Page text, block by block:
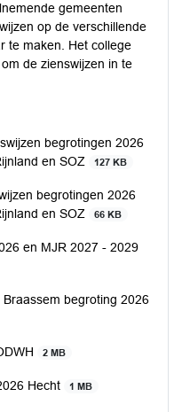
gemeenten
op de verschillende
te maken. Het college
de zienswijzen in te
begrotingen 2026
en SOZ
127 KB
begrotingen 2026
en SOZ
66 KB
en MJR 2027 - 2029
begroting 2026
2 MB
Hecht 1 MB